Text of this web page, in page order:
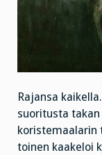
Rajansa
suoritusta
koristemaalarin
toinen kaakeloi